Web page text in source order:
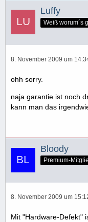
Luffy
Weiß worum´s
8. November 2009 um
ohh sorry.
naja garantie ist noch
kann man das
Bloody
Premium-
8. November 2009 um
Mit "Hardware-Defekt"